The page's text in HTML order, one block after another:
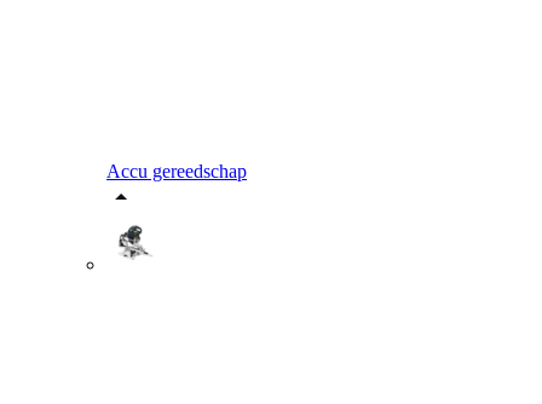
Accu gereedschap